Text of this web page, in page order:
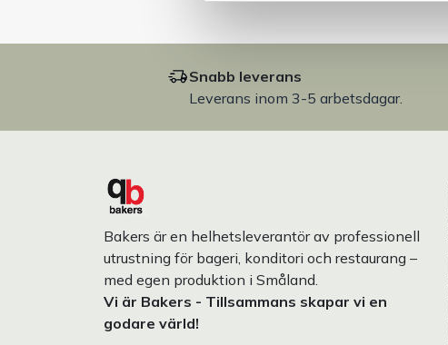
Snabb leverans
Leverans inom 3-5 arbetsdagar.
Bakers är en helhetsleverantör av professionell
utrustning för bageri, konditori och restaurang –
med egen produktion i Småland.
Vi är Bakers - Tillsammans skapar vi en
godare värld!